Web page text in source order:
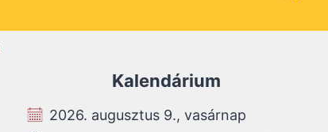
Kalendárium
2026. augusztus 9., vasárnap